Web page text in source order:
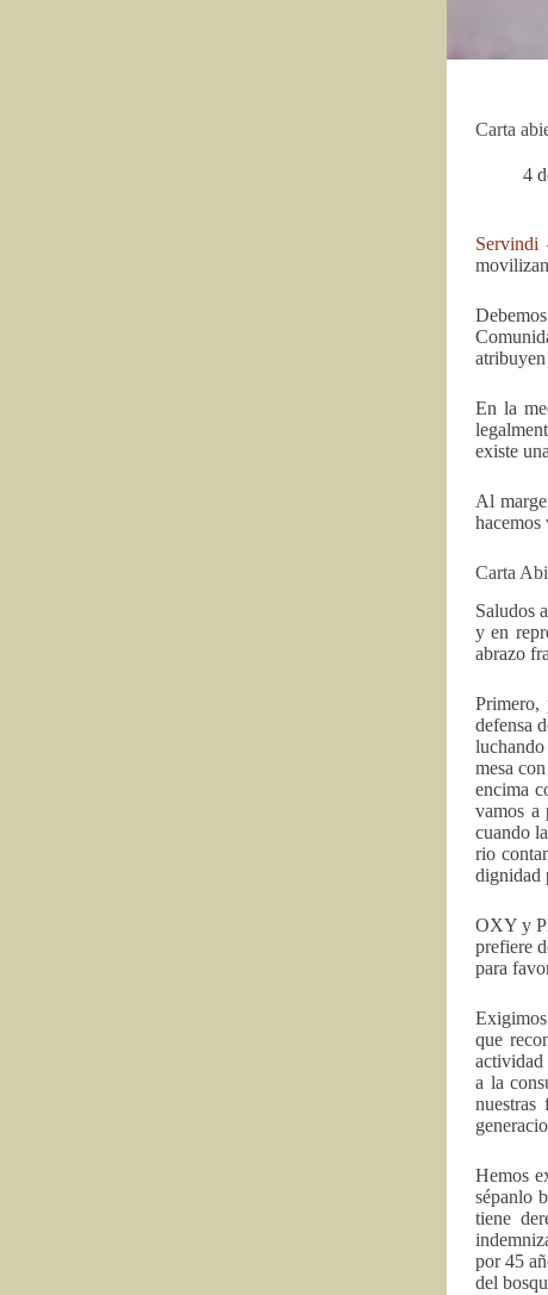
Carta
4
Servindi
En la
existe
Al
hacemos
Carta
Saludos
y en
abrazo
Primero,
defensa
mesa
encima
vamos a
cuando
rio
dignidad
OXY y
prefiere
para
que
actividad
a la
nuestras
Hemos
sépanlo
tiene
por 45
del